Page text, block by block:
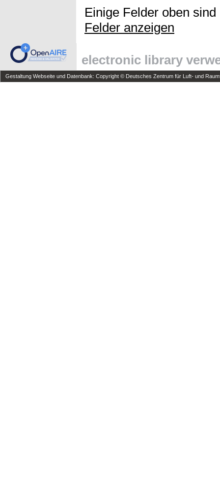
Einige Felder oben
Felder anzeigen
electronic library
Gestaltung Webseite und Datenbank: Copyright © Deutsches Zentrum für Luft- und